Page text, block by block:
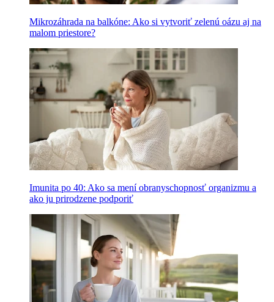
Mikrozáhrada na balkóne: Ako si vytvoriť zelenú oázu aj na
malom priestore?
Imunita po 40: Ako sa mení obranyschopnosť organizmu a
ako ju prirodzene podporiť